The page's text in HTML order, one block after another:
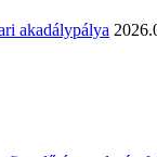
akadálypálya